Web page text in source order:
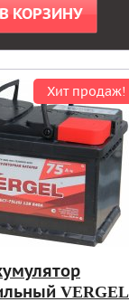
В КОРЗИНУ
Хит продаж!
VERGEL